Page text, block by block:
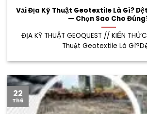
Vải Địa Kỹ Thuật Geotextile Là Gì?
— Chọn Sao Cho
ĐỊA KỸ THUẬT GEOQUEST // KIẾN
Thuật Geotextile Là
22
Th6